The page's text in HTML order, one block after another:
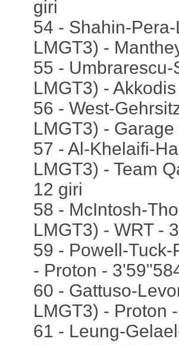
giri
54 - Shahin-
LMGT3) -
55 -
LMGT3) -
56 - West-
LMGT3) -
57 - Al-Khelaifi-
LMGT3) - Team
12 giri
58 - McIntosh-
LMGT3) - WRT -
59 - Powell-
- Proton -
60 - Gattuso-
LMGT3) - Proton
61 - Leung-